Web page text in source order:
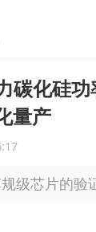
碳化硅
量产
级芯片的验